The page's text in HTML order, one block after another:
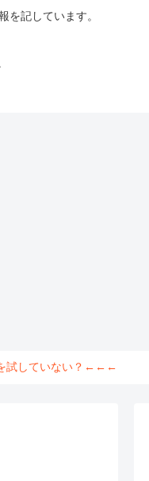
を記しています。
試していない？←←←